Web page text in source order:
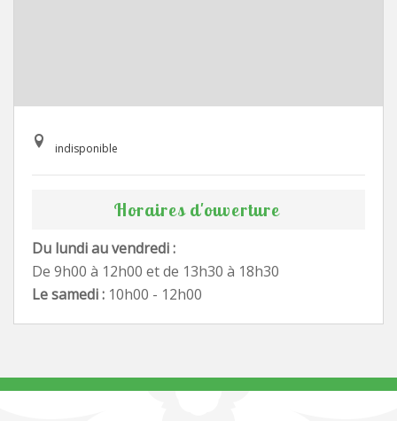
indisponible
Horaires d'ouverture
Du lundi au vendredi :
De 9h00 à 12h00 et de 13h30 à 18h30
Le samedi : 10h00 - 12h00